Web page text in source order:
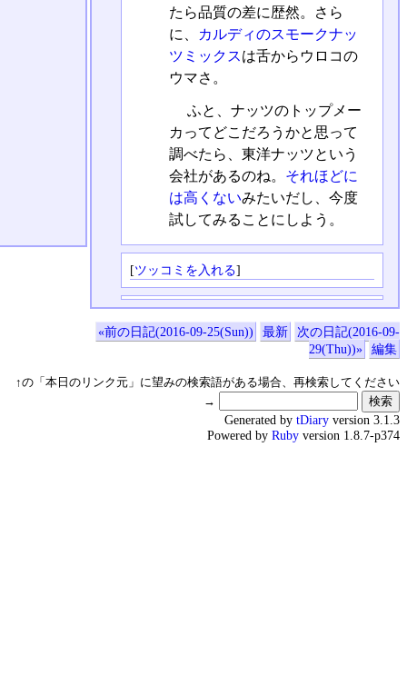
たら品質の差に歴然。さら
に、
カルディのスモークナッ
ツミックスは舌からウロコの
ウマさ。
ふと、ナッツのトップメー
カってどこだろうかと思って
調べたら、東洋ナッツという
会社があるのね。 それほどに
は高くないみたいだし、今度
試してみることにしよう。
[ツッコミを入れる]
«前の日記(2016-09-25(Sun)) 最新
次の日記(2016-09-
29(Thu))»
編集
↑の「本日のリンク元」に望みの検索語がある場合、再検索してください
→
Generated by tDiary version 3.1.3
Powered by Ruby version 1.8.7-p374